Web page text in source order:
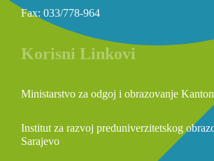
Fax: 033/778-964
Korisni Linkovi
Ministarstvo za odgoj i obrazovanje
Institut za razvoj preduniverzitetskog
Sarajevo